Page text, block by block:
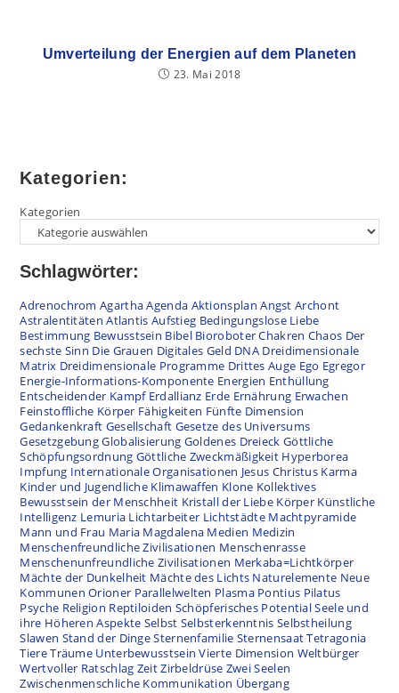
Umverteilung der Energien auf dem Planeten
23. Mai 2018
Kategorien:
Kategorien
Schlagwörter:
Adrenochrom AgarthaAgenda Aktionsplan Angst Archont
Astralentitäten Atlantis Aufstieg Bedingungslose Liebe
Bestimmung Bewusstsein Bibel BioroboterChakren Chaos Der
sechste Sinn Die Grauen Digitales Geld DNA Dreidimensionale
Matrix Dreidimensionale Programme Drittes Auge Ego Egregor
Energie-Informations-Komponente Energien Enthüllung
Entscheidender Kampf Erdallianz Erde Ernährung Erwachen
Feinstoffliche Körper Fähigkeiten Fünfte Dimension
Gedankenkraft Gesellschaft Gesetze des Universums
GesetzgebungGlobalisierung Goldenes Dreieck Göttliche
Schöpfungsordnung Göttliche Zweckmäßigkeit Hyperborea
Impfung Internationale Organisationen Jesus Christus Karma
Kinder und Jugendliche Klimawaffen Klone Kollektives
Bewusstsein der Menschheit Kristall der Liebe Körper Künstliche
Intelligenz Lemuria Lichtarbeiter Lichtstädte Machtpyramide
Mann und Frau Maria Magdalena Medien Medizin
Menschenfreundliche Zivilisationen Menschenrasse
Menschenunfreundliche Zivilisationen Merkaba=Lichtkörper
Mächte der Dunkelheit Mächte des Lichts Naturelemente Neue
Kommunen Orioner Parallelwelten Plasma Pontius Pilatus
Psyche Religion Reptiloiden Schöpferisches PotentialSeele und
ihre Höheren Aspekte Selbst Selbsterkenntnis Selbstheilung
Slawen Stand der DingeSternenfamilie SternensaatTetragonia
TiereTräume Unterbewusstsein Vierte Dimension Weltbürger
Wertvoller Ratschlag ZeitZirbeldrüse Zwei Seelen
Zwischenmenschliche Kommunikation Übergang